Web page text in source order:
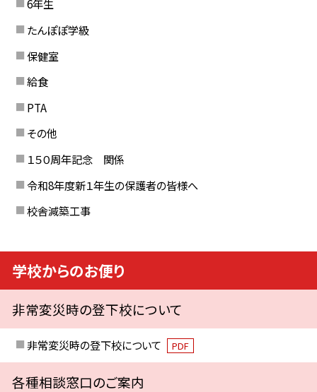
6年生
たんぽぽ学級
保健室
給食
PTA
その他
１５０周年記念 関係
令和8年度新１年生の保護者の皆様へ
校舎減築工事
学校からのお便り
非常変災時の登下校について
非常変災時の登下校について PDF
各種相談窓口のご案内